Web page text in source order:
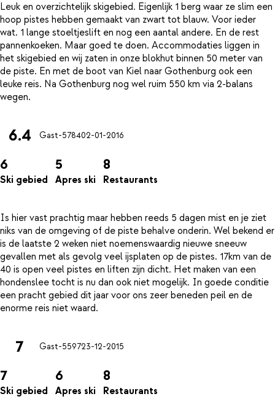
Leuk en overzichtelijk skigebied. Eigenlijk 1 berg waar ze slim een
hoop pistes hebben gemaakt van zwart tot blauw. Voor ieder
wat. 1 lange stoeltjeslift en nog een aantal andere. En de rest
pannenkoeken. Maar goed te doen. Accommodaties liggen in
het skigebied en wij zaten in onze blokhut binnen 50 meter van
de piste. En met de boot van Kiel naar Gothenburg ook een
leuke reis. Na Gothenburg nog wel ruim 550 km via 2-balans
6.4 Gast-578402-01-2016
6
Ski gebied
5
Apres ski
8
Restaurants
Is hier vast prachtig maar hebben reeds 5 dagen mist en je ziet
niks van de omgeving of de piste behalve onderin. Wel bekend er
is de laatste 2 weken niet noemenswaardig nieuwe sneeuw
gevallen met als gevolg veel ijsplaten op de pistes. 17km van de
40 is open veel pistes en liften zijn dicht. Het maken van een
hondenslee tocht is nu dan ook niet mogelijk. In goede conditie
een pracht gebied dit jaar voor ons zeer beneden peil en de
7 Gast-559723-12-2015
7
Ski gebied
6
Apres ski
8
Restaurants